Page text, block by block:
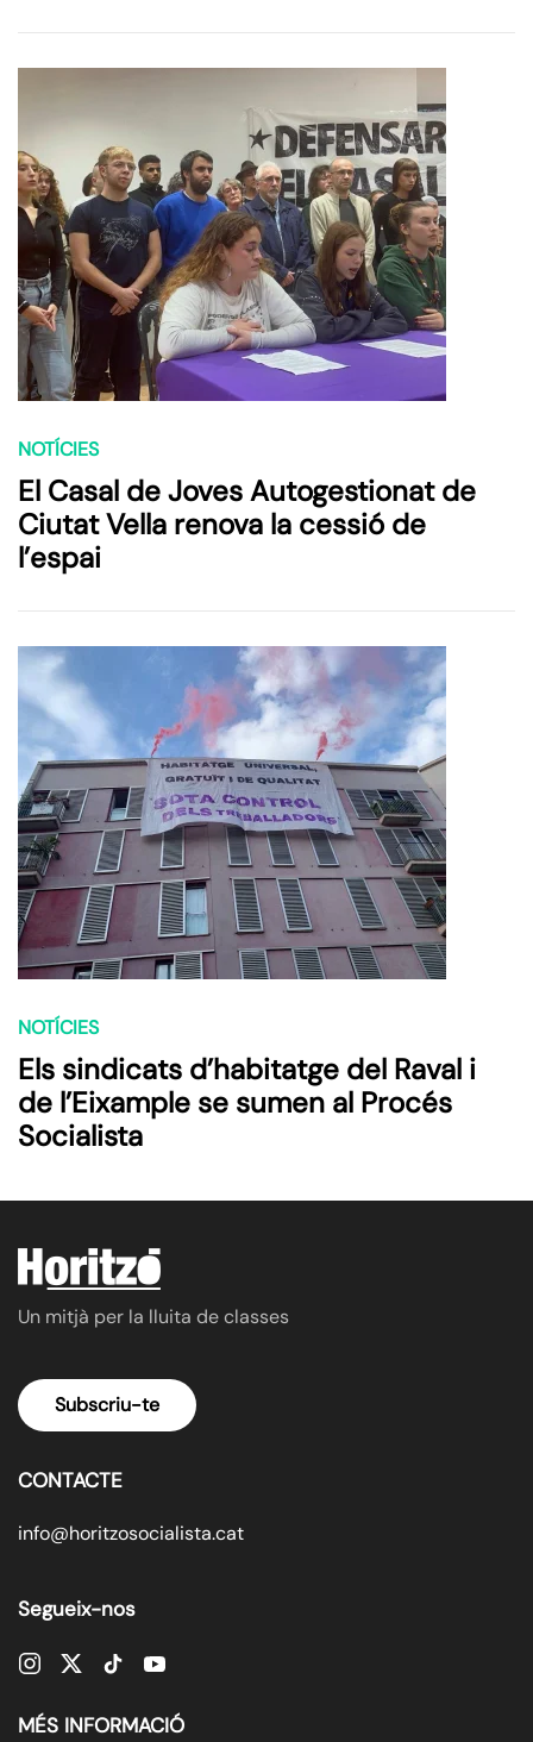
NOTÍCIES
El Casal de Joves Autogestionat de
Ciutat Vella renova la cessió de
l’espai
NOTÍCIES
Els sindicats d’habitatge del Raval i
de l’Eixample se sumen al Procés
Socialista
Un mitjà per la lluita de classes
Subscriu-te
CONTACTE
info@horitzosocialista.cat
Segueix-nos
MÉS INFORMACIÓ